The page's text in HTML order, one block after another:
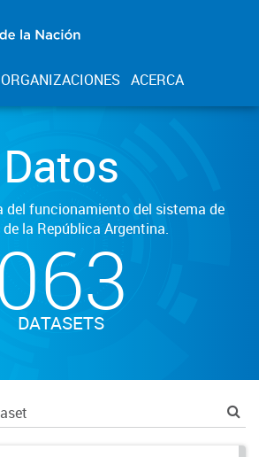
ORGANIZACIONES ACERCA
Datos
del funcionamiento del sistema de
la República Argentina.
063
DATASETS